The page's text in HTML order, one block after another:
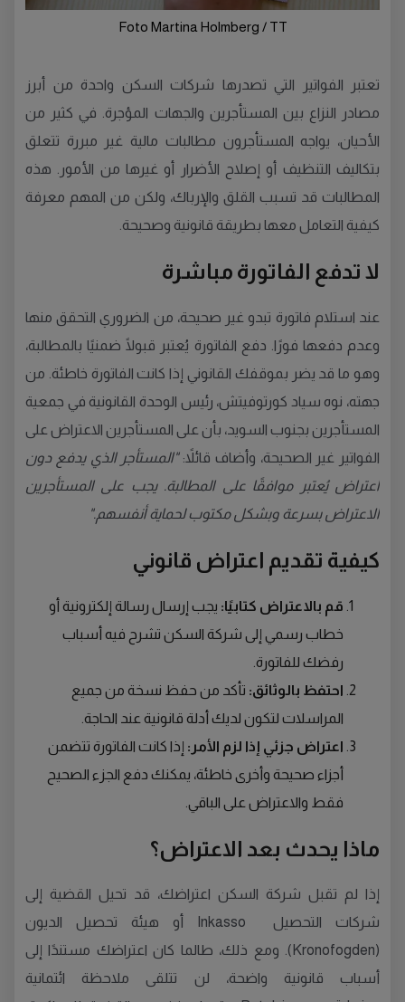
Foto Martina Holmberg / TT
تعتبر الفواتير التي تصدرها شركات السكن واحدة من أبرز
مصادر النزاع بين المستأجرين والجهات المؤجرة. في كثير من
الأحيان، يواجه المستأجرون مطالبات مالية غير مبررة تتعلق
بتكاليف التنظيف أو إصلاح الأضرار أو غيرها من الأمور. هذه
المطالبات قد تسبب القلق والإرباك، ولكن من المهم معرفة
كيفية التعامل معها بطريقة قانونية وصحيحة.
لا تدفع الفاتورة مباشرة
عند استلام فاتورة تبدو غير صحيحة، من الضروري التحقق منها
وعدم دفعها فورًا. دفع الفاتورة يُعتبر قبولًا ضمنيًا بالمطالبة،
وهو ما قد يضر بموقفك القانوني إذا كانت الفاتورة خاطئة. من
جهته، نوه سياد كورتوفيتش، رئيس الوحدة القانونية في جمعية
المستأجرين بجنوب السويد، بأن على المستأجرين الاعتراض على
الفواتير غير الصحيحة، وأضاف قائلاً:"المستأجر الذي يدفع دون
اعتراض يُعتبر موافقًا على المطالبة. يجب على المستأجرين
الاعتراض بسرعة وبشكل مكتوب لحماية أنفسهم."
كيفية تقديم اعتراض قانوني
قم بالاعتراض كتابيًا: يجب إرسال رسالة إلكترونية أو
خطاب رسمي إلى شركة السكن تشرح فيه أسباب
رفضك للفاتورة.
احتفظ بالوثائق: تأكد من حفظ نسخة من جميع
المراسلات لتكون لديك أدلة قانونية عند الحاجة.
اعتراض جزئي إذا لزم الأمر: إذا كانت الفاتورة تتضمن
أجزاء صحيحة وأخرى خاطئة، يمكنك دفع الجزء الصحيح
فقط والاعتراض على الباقي.
ماذا يحدث بعد الاعتراض؟
إذا لم تقبل شركة السكن اعتراضك، قد تحيل القضية إلى
شركات التحصيل Inkasso
أو هيئة تحصيل الديون
(Kronofogden). ومع ذلك، طالما كان اعتراضك مستندًا إلى
أسباب قانونية واضحة، لن تتلقى ملاحظة ائتمانية